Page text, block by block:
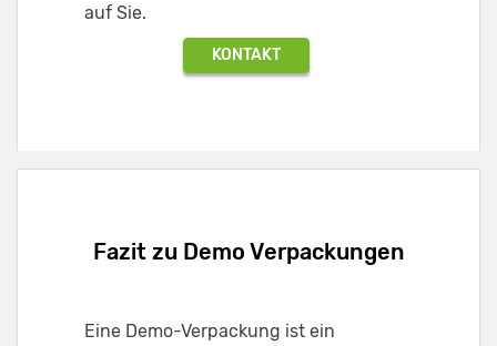
auf Sie.
KONTAKT
Fazit zu Demo Verpackungen
Eine Demo-Verpackung ist ein